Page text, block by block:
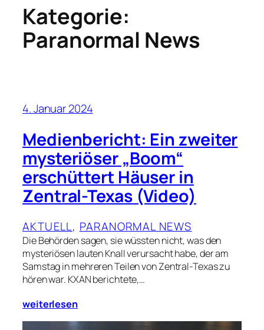
Kategorie:
Paranormal News
4. Januar 2024
Medienbericht: Ein zweiter
mysteriöser „Boom“
erschüttert Häuser in
Zentral-Texas (Video)
AKTUELL, PARANORMAL NEWS
Die Behörden sagen, sie wüssten nicht, was den
mysteriösen lauten Knall verursacht habe, der am
Samstag in mehreren Teilen von Zentral-Texas zu
hören war. KXAN berichtete,…
weiterlesen